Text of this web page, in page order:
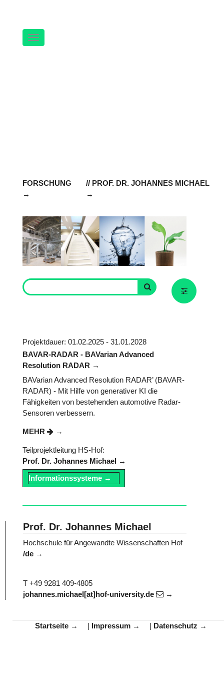
Navigation
FORSCHUNG // PROF. DR. JOHANNES MICHAEL
Projektdauer: 01.02.2025 - 31.01.2028
BAVAR-RADAR - BAVarian Advanced
Resolution RADAR
BAVarian Advanced Resolution RADAR’ (BAVAR-
RADAR) - Mit Hilfe von generativer KI die
Fähigkeiten von bestehenden automotive Radar-
Sensoren verbessern.
MEHR
Teilprojektleitung HS-Hof:
Prof. Dr. Johannes Michael
Informationssysteme
Prof. Dr. Johannes Michael
Hochschule für Angewandte Wissenschaften Hof
/de
T +49 9281 409-4805
johannes.michael[at]hof-university.de
Startseite | Impressum | Datenschutz